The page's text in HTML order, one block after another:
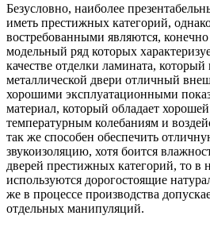
Безусловно, наиболее
иметь престижных категорий,
востребованными являются,
модельный ряд которых
качестве отделки ламината,
металлической двери отличный
хорошими эксплуатационными
материал, который обладает
температурным колебаниям и
так же способен обеспечить
звукоизоляцию, хотя боится
дверей престижных категорий, то в
используются дорогостоящие
же в процессе производства
отдельных манипуляций.